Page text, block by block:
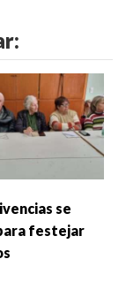
se
festejar